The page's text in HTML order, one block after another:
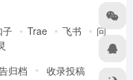
子 Trae 飞书
问
归档 收录投稿